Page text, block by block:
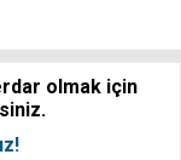
olmak için